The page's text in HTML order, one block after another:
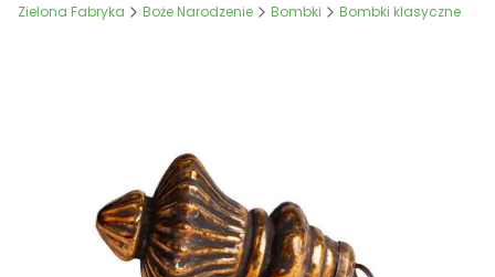
Zielona Fabryka Boże Narodzenie Bombki Bombki klasyczne